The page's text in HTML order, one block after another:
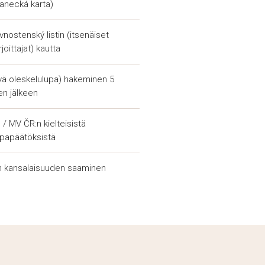
seuraavilla alueilla:
asiaa alusta loppuun.
karta)
listin (itsenäiset
kautta
oleskelulupa) hakeminen 5
jälkeen
/ MV ČR:n kielteisistä
saaminen